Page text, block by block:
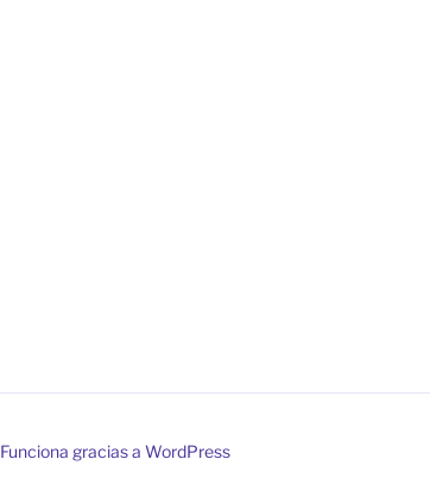
Funciona gracias a WordPress